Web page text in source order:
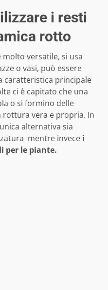
i resti
rotto
versatile, si usa
o vasi, può essere
caratteristica principale
ci è capitato che una
o si formino delle
vera e propria. In
alternativa sia
mentre invece i
per le piante.